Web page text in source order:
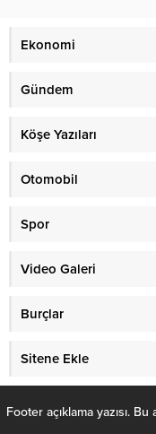
Ekonomi
Gündem
Köşe Yazıları
Otomobil
Spor
Video Galeri
Burçlar
Sitene Ekle
Footer açıklama yazısı.